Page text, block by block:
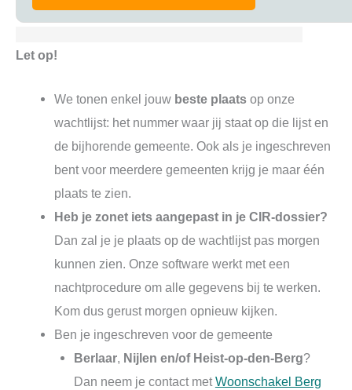
Let op!
We tonen enkel jouw beste plaats op onze
wachtlijst: het nummer waar jij staat op die lijst en
de bijhorende gemeente. Ook als je ingeschreven
bent voor meerdere gemeenten krijg je maar één
plaats te zien.
Heb je zonet iets aangepast in je CIR-dossier?
Dan zal je je plaats op de wachtlijst pas morgen
kunnen zien. Onze software werkt met een
nachtprocedure om alle gegevens bij te werken.
Kom dus gerust morgen opnieuw kijken.
Ben je ingeschreven voor de gemeente
Berlaar, Nijlen en/of Heist-op-den-Berg?
Dan neem je contact metWoonschakel Berg